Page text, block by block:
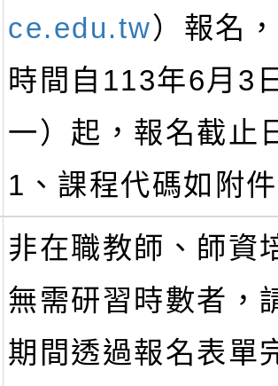
ce.edu.tw）報名
時間自113年6月3
一）起，報名截止
1、課程代碼如附
非在職教師、師資
無需研習時數者，
期間透過報名表單